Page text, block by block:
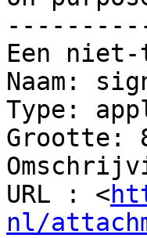
Een
Naam:
Type:
Grootte:
URL : <
nl/